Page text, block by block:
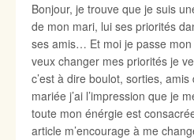
Bonjour, je trouve que je suis
de mon mari, lui ses priorités
ses amis… Et moi je passe mon
veux changer mes priorités je
c’est à dire boulot, sorties,
mariée j’ai l’impression que je
toute mon énérgie est
article m’encourage à me